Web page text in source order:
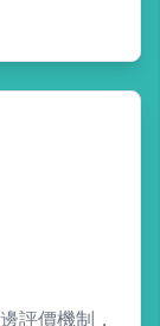
評價機制，